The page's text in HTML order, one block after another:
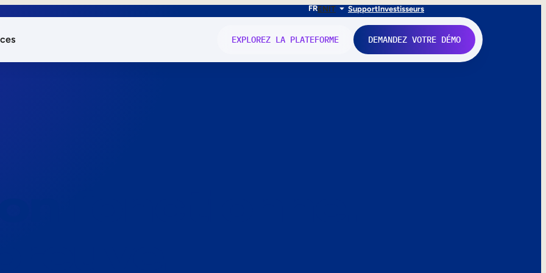
FRENIT SupportInvestisseurs
EXPLOREZ LA PLATEFORME DEMANDEZ VOTRE DÉMO